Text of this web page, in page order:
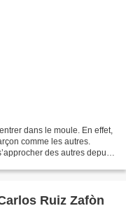
dans le moule. En effet,
comme les autres.
des autres depuis
Ruiz Zafòn